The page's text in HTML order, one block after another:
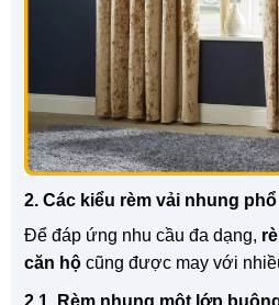
2. Các kiểu rèm vải nhung
Để đáp ứng nhu cầu đa dạng,
căn hộ cũng được may với
2.1. Rèm nhung một lớp